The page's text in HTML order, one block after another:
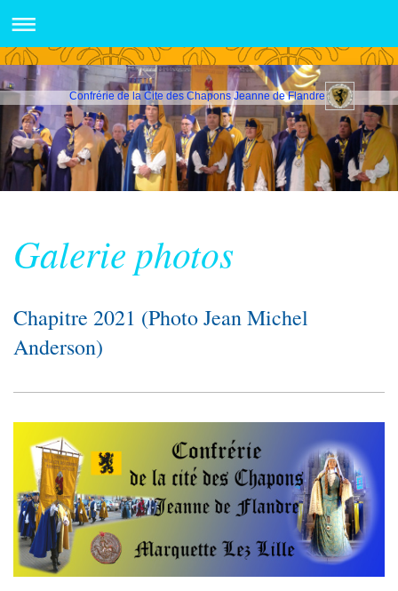
Confrérie de la Cite des Chapons Jeanne de Flandre
Galerie photos
Chapitre 2021 (Photo Jean Michel
Anderson)